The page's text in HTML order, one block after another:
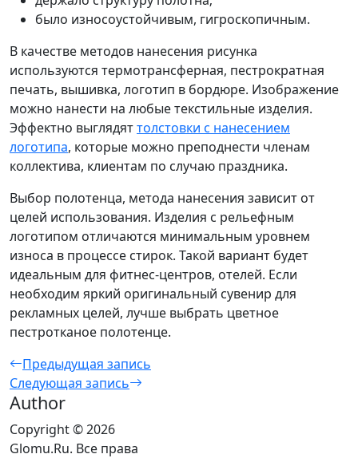
было износоустойчивым, гигроскопичным.
В качестве методов нанесения рисунка
используются термотрансферная, пестрократная
печать, вышивка, логотип в бордюре. Изображение
можно нанести на любые текстильные изделия.
Эффектно выглядяттолстовки с нанесением
логотипа, которые можно преподнести членам
коллектива, клиентам по случаю праздника.
Выбор полотенца, метода нанесения зависит от
целей использования. Изделия с рельефным
логотипом отличаются минимальным уровнем
износа в процессе стирок. Такой вариант будет
идеальным для фитнес-центров, отелей. Если
необходим яркий оригинальный сувенир для
рекламных целей, лучше выбрать цветное
пестротканое полотенце.
Предыдущая запись
Следующая запись
Author
Copyright © 2026
Glomu.Ru. Все права